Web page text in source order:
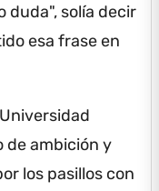
duda", solía decir
esa frase en
de ambición y
los pasillos con